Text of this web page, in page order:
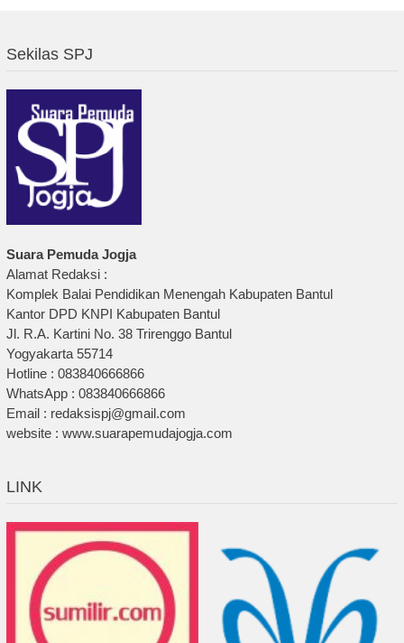
Sekilas SPJ
Suara Pemuda Jogja
Alamat Redaksi :
Komplek Balai Pendidikan Menengah Kabupaten Bantul
Kantor DPD KNPI Kabupaten Bantul
Jl. R.A. Kartini No. 38 Trirenggo Bantul
Yogyakarta 55714
Hotline : 083840666866
WhatsApp : 083840666866
Email : redaksispj@gmail.com
website : www.suarapemudajogja.com
LINK